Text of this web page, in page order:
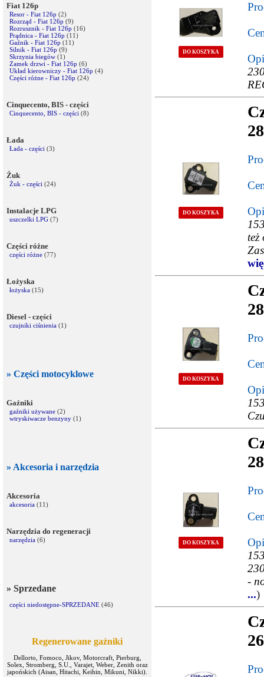
Fiat 126p
Resor - Fiat 126p (2)
Rozrząd - Fiat 126p (9)
Rozrusznik - Fiat 126p (16)
Prądnica - Fiat 126p (11)
Gaźnik - Fiat 126p (11)
Silnik - Fiat 126p (9)
Skrzynia biegów (1)
Zamek drzwi - Fiat 126p (6)
Układ kierowniczy - Fiat 126p (4)
Części różne - Fiat 126p (24)
Cinquecento, BIS - części
Cinquecento, BIS - części (8)
Łada
Łada - części (3)
Żuk
Żuk - części (24)
Instalacje LPG
uszczelki LPG (7)
Części różne
części różne (77)
Łożyska
łożyska (15)
Diesel - części
czujniki ciśnienia (1)
» Części motocyklowe
Gaźniki
gaźniki używane (2)
wtryskiwacze benzyny (1)
» Akcesoria i narzędzia
Akcesoria
akcesoria (11)
Narzędzia do regeneracji
narzędzia (6)
» Sprzedane
części niedostępne-SPRZEDANE (46)
Regenerowane gaźniki
Dellorto, Fomoco, Jikov, Motorcraft, Pierburg,
Solex, Stromberg, S.U., Varajet, Weber, Zenith oraz
japońskich (Aisan, Hitachi, Keihin, Mikuni, Nikki).
DO KOSZYKA
DO KOSZYKA
DO KOSZYKA
DO KOSZYKA
-
...)